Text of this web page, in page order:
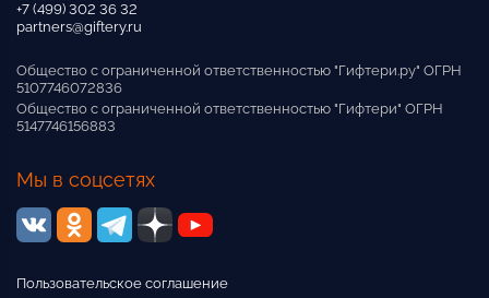
+7 (499) 302 36 32
partners@giftery.ru
Общество с ограниченной ответственностью "Гифтери.ру" ОГРН
5107746072836
Общество с ограниченной ответственностью "Гифтери" ОГРН
5147746156883
Мы в соцсетях
Пользовательское соглашение